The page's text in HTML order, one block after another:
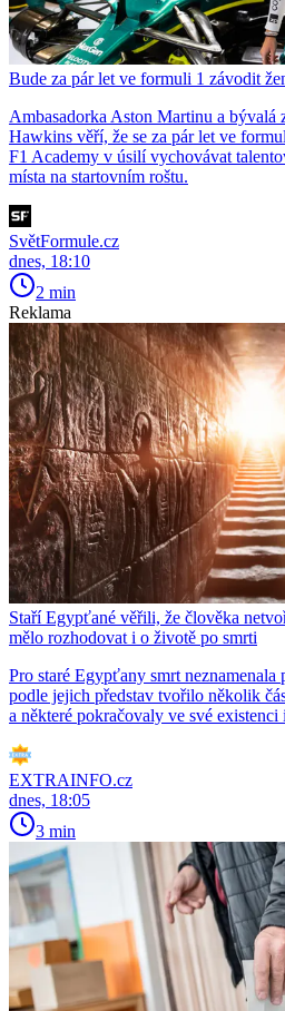
Bude za pár let ve formuli 1 závodit
Ambasadorka Aston Martinu a bývalá
Hawkins věří, že se za pár let ve
F1 Academy v úsilí vychovávat
místa na startovním roštu.
SvětFormule.cz
dnes, 18:10
2 min
Reklama
Staří Egypťané věřili, že člověka
mělo rozhodovat i o životě po smrti
Pro staré Egypťany smrt
podle jejich představ tvořilo několik
a některé pokračovaly ve své
EXTRAINFO.cz
dnes, 18:05
3 min